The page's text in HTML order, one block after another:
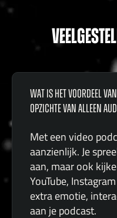
WAT IS HET VOORDEEL
OPZICHTE VAN ALLEEN
Met een video
aanzienlijk. Je
aan, maar ook
YouTube,
extra emotie,
aan je podcast.